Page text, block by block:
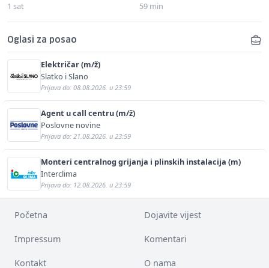
1 sat 59 min
Oglasi za posao
Električar (m/ž)
Slatko i Slano
Prijava do: 08.08.2026. u 23:59
Agent u call centru (m/ž)
Poslovne novine
Prijava do: 21.08.2026. u 23:59
Monteri centralnog grijanja i plinskih instalacija (m)
Interclima
Prijava do: 12.08.2026. u 23:59
Početna Dojavite vijest
Impressum Komentari
Kontakt O nama